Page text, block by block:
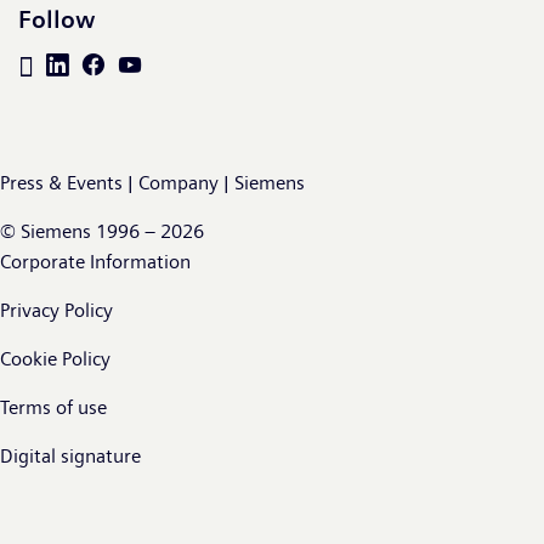
Follow
Press & Events | Company | Siemens
© Siemens 1996 – 2026
Corporate Information
Privacy Policy
Cookie Policy
Terms of use
Digital signature